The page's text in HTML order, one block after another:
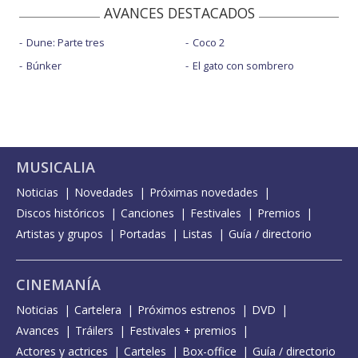
AVANCES DESTACADOS
Dune: Parte tres
Búnker
Coco 2
El gato con sombrero
MUSICALIA
Noticias Novedades
Próximas novedades
Discos históricos
Canciones Festivales
Premios
Artistas y grupos
Portadas Listas Guía / directorio
CINEMANÍA
Noticias Cartelera Próximos estrenos
DVD
Avances
Tráilers
Festivales + premios
Actores y actrices
Carteles Box-office Guía / directorio